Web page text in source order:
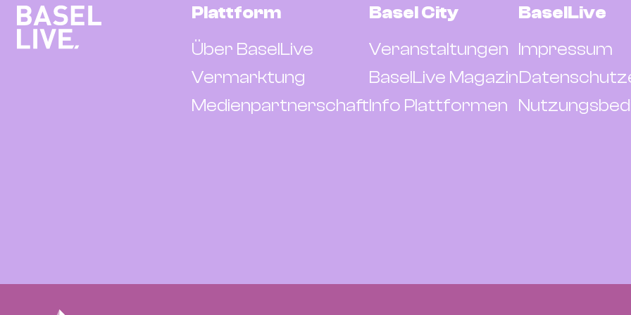
Plattform
Über BaselLive
Vermarktung
Medienpartnerschaft
Basel City
Veranstaltungen
BaselLive Magazin
Info Plattformen
BaselLive
Impressum